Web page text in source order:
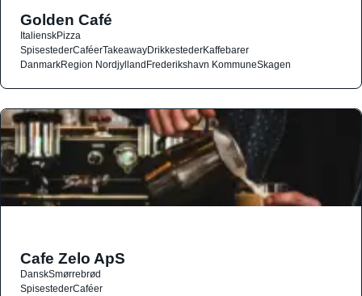
Golden Café
ItalienskPizza
SpisestederCaféerTakeawayDrikkestederKaffebarer
DanmarkRegion NordjyllandFrederikshavn KommuneSkagen
Cafe Zelo ApS
DanskSmørrebrød
SpisestederCaféer